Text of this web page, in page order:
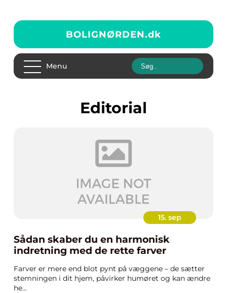
BOLIGNØRDEN.dk
Menu
editorial
15. sep
Sådan skaber du en harmonisk
indretning med de rette farver
Farver er mere end blot pynt på væggene – de sætter
stemningen i dit hjem, påvirker humøret og kan ændre
he...